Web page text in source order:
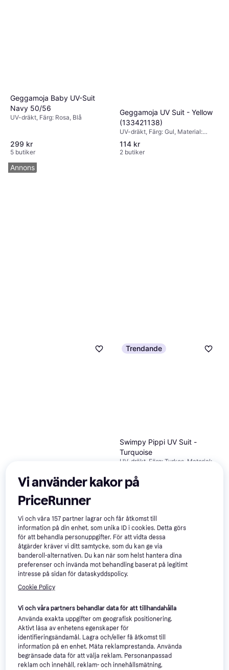
Geggamoja Baby UV-Suit
Navy 50/56
UV-dräkt, Färg: Rosa, Blå
299 kr
5 butiker
Geggamoja UV Suit - Yellow
(133421138)
UV-dräkt, Färg: Gul, Material:
Polyester, Mönster: Enfärgad
114 kr
2 butiker
- Sea Creature/Sandy
Polyester, Elastan/Lycra/Spandex
325 kr
Trendande
Swimpy Pippi UV Suit -
Turquoise
UV-dräkt, Färg: Turkos, Material:
Swimpy Wild Summer UV Suit
- Navy Blue
UV-dräkt, Färg: Blå, Material:
Elastan/Lycra/Spandex, Polyester
-10%
Annons
Vi använder kakor på
PriceRunner
Vi och våra157 partner lagrar och får åtkomst till
information på din enhet, som unika ID i cookies. Detta görs
för att behandla personuppgifter. För att vidta dessa
åtgärder kräver vi ditt samtycke, som du kan ge via
banderoll-alternativen. Du kan när som helst hantera dina
preferenser och invända mot behandling baserat på legitimt
intresse på sidan för dataskyddspolicy.
Cookie Policy
Vi och våra partners behandlar data för att tillhandahålla
Använda exakta uppgifter om geografisk positionering.
Aktivt läsa av enhetens egenskaper för
identifieringsändamål. Lagra och/eller få åtkomst till
information på en enhet. Mäta reklamprestanda. Använda
begränsade data för att välja reklam. Personanpassad
reklam och innehåll, reklam- och innehållsmätning,